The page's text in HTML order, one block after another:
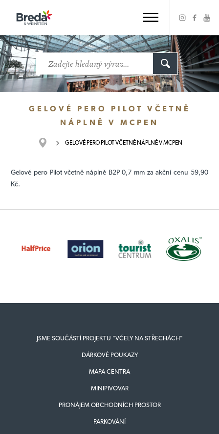
GELOVÉ PERO PILOT VČETNĚ
NÁPLNĚ V MCPEN
GELOVÉ PERO PILOT VČETNĚ NÁPLNĚ V MCPEN
Gelové pero Pilot včetně náplně B2P 0,7 mm za akční cenu 59,90
Kč.
JSME SOUČÁSTÍ PROJEKTU "VČELY NA STŘECHÁCH"
DÁRKOVÉ POUKAZY
MAPA CENTRA
MINIPIVOVAR
PRONÁJEM OBCHODNÍCH PROSTOR
PARKOVÁNÍ